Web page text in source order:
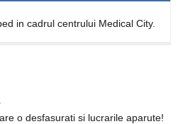
in cadrul centrului Medical City.
o desfasurati si lucrarile aparute!